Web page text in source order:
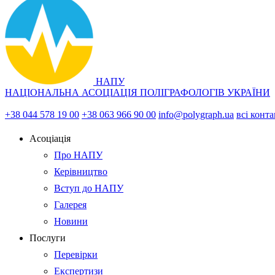
НАПУ
НАЦІОНАЛЬНА АСОЦІАЦІЯ ПОЛІГРАФОЛОГІВ УКРАЇНИ
+38 044 578 19 00 +38 063 966 90 00 info@polygraph.ua всі
Асоціація
Про НАПУ
Керівництво
Вступ до НАПУ
Галерея
Новини
Послуги
Перевірки
Експертизи